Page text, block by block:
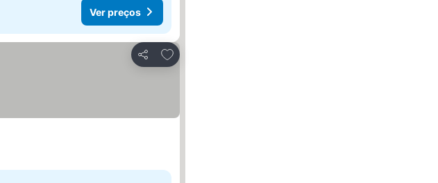
Ver preços
Partilhar
Adicionar aos favoritos